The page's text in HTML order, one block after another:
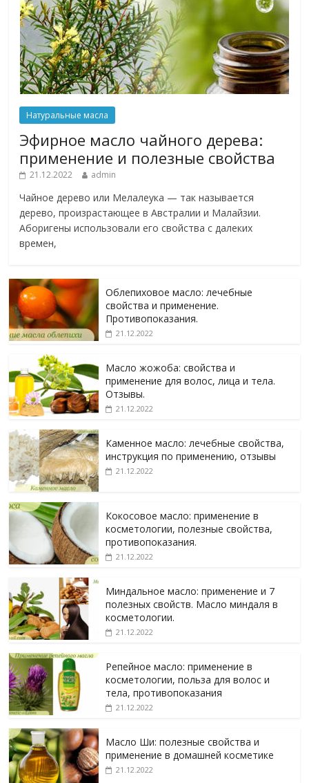
Натуральные масла
Эфирное масло чайного дерева:
применение и полезные свойства
21.12.2022 admin
Чайное дерево или Мелалеука — так называется
дерево, произрастающее в Австралии и Малайзии.
Аборигены использовали его свойства с далеких
времен,
Облепиховое масло: лечебные
свойства и применение.
Противопоказания.
21.12.2022
Масло жожоба: свойства и
применение для волос, лица и тела.
Отзывы.
21.12.2022
Каменное масло: лечебные свойства,
инструкция по применению, отзывы
21.12.2022
Кокосовое масло: применение в
косметологии, полезные свойства,
противопоказания.
21.12.2022
Миндальное масло: применение и 7
полезных свойств. Масло миндаля в
косметологии.
21.12.2022
Репейное масло: применение в
косметологии, польза для волос и
тела, противопоказания
21.12.2022
Масло Ши: полезные свойства и
применение в домашней косметике
21.12.2022